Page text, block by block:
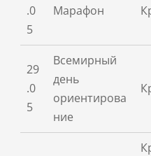
.0
5
Марафон
29
.0
5
Всемирный
день
ориентирова
ние